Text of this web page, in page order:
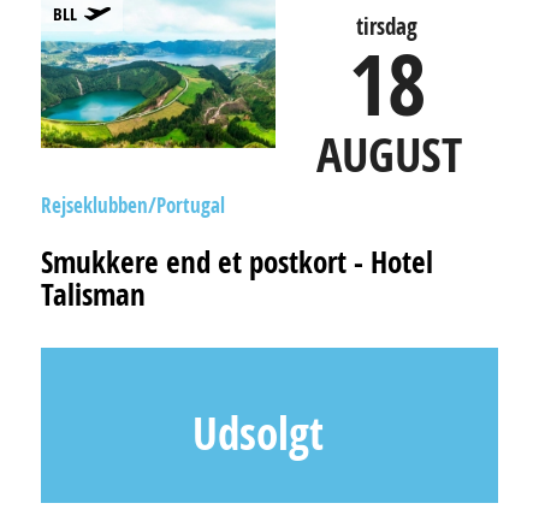
BLL tirsdag
18
AUGUST
Rejseklubben Portugal
Smukkere end et postkort - Hotel
Talisman
Udsolgt